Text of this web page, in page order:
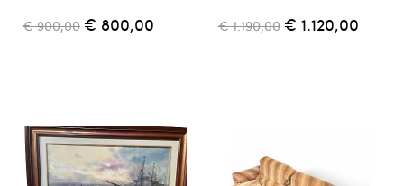
€ 900,00 € 800,00 € 1.190,00 € 1.120,00